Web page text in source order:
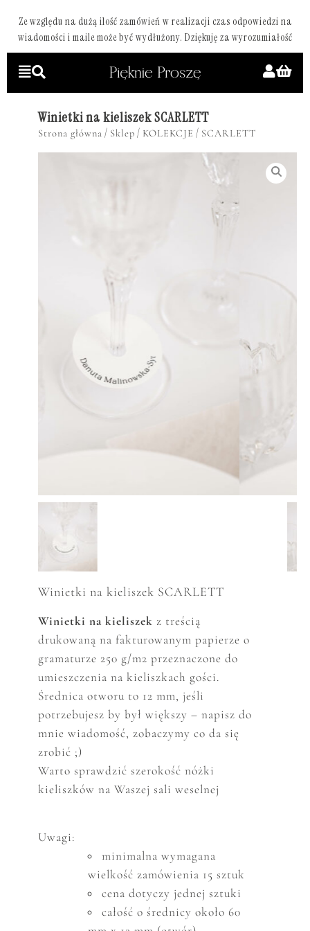
Ze względu na dużą ilość zamówień w realizacji czas odpowiedzi na
wiadomości i maile może być wydłużony. Dziękuję za wyrozumiałość
Winietki na kieliszek SCARLETT
Strona główna / Sklep / KOLEKCJE / SCARLETT
Winietki na kieliszek SCARLETT
Winietki na kieliszek z treścią
drukowaną na fakturowanym papierze o
gramaturze 250 g/m2 przeznaczone do
umieszczenia na kieliszkach gości.
Średnica otworu to 12 mm, jeśli
potrzebujesz by był większy – napisz do
mnie wiadomość, zobaczymy co da się
zrobić ;)
Warto sprawdzić szerokość nóżki
kieliszków na Waszej sali weselnej
Uwagi:
minimalna wymagana
wielkość zamówienia 15 sztuk
cena dotyczy jednej sztuki
całość o średnicy około 60